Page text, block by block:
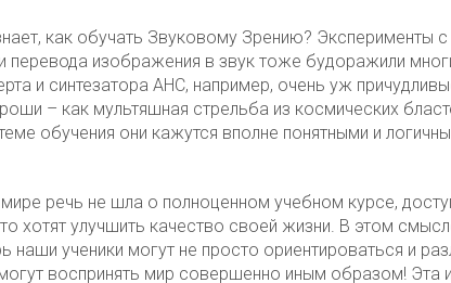
как обучать Звуковому Зрению? Эксперименты
перевода изображения в звук тоже будоражили
и синтезатора АНС, например, очень уж
– как мультяшная стрельба из космических
обучения они кажутся вполне понятными и
речь не шла о полноценном учебном курсе,
хотят улучшить качество своей жизни. В этом
ученики могут не просто ориентироваться и
воспринять мир совершенно иным образом! Эта